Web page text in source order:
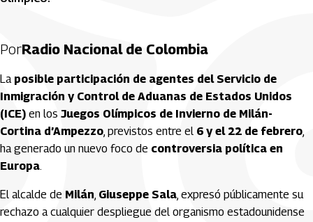
PorRadio Nacional de Colombia
La posible participación de agentes del Servicio de
Inmigración y Control de Aduanas de Estados Unidos
(ICE) en los Juegos Olímpicos de Invierno de Milán-
Cortina d’Ampezzo, previstos entre el 6 y el 22 de febrero,
ha generado un nuevo foco de controversia política en
Europa.
El alcalde de Milán, Giuseppe Sala, expresó públicamente su
rechazo a cualquier despliegue del organismo estadounidense